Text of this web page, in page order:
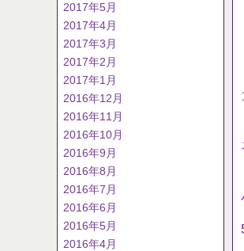
2017年5月
2017年4月
2017年3月
2017年2月
2017年1月
2016年12月
2016年11月
2016年10月
2016年9月
2016年8月
2016年7月
2016年6月
2016年5月
2016年4月